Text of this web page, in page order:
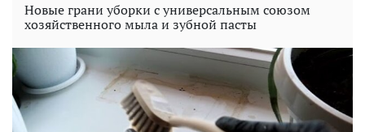
Новые грани уборки с универсальным союзом
хозяйственного мыла и зубной пасты